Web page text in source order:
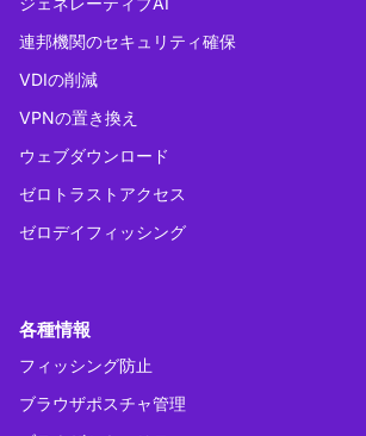
連邦機関のセキュリティ確保
VDIの削減
VPNの置き換え
ウェブダウンロード
ゼロトラストアクセス
ゼロデイフィッシング
各種情報
フィッシング防止
ブラウザポスチャ管理